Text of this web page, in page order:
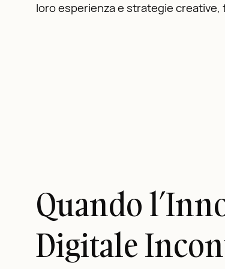
loro esperienza e strategie
Quando
Digitale